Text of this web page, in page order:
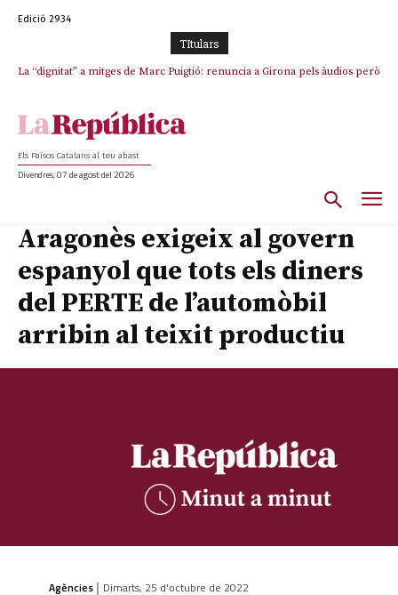
Edició 2934
TItulars
La “dignitat” a mitges de Marc Puigtió: renuncia a Girona pels àudios però
Junts exigeix que Catalunya quedi “fora” del repartiment dels menors
Els Països Catalans al teu abast
Divendres, 07 de agost del 2026
Aragonès exigeix al govern
espanyol que tots els diners
del PERTE de l’automòbil
arribin al teixit productiu
Agències | Dimarts, 25 d'octubre de 2022